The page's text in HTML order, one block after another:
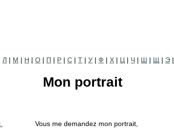
Л | М | Н | О | П | Р | С | Т | У | Ф | Х | Ц | Ч | Ш | Щ | Э |
Mon portrait
Vous me demandez mon portrait,